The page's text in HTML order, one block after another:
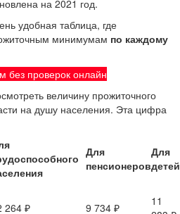
на 2021 год.
удобная таблица, где
минимумам по каждому
без проверок онлайн
величину прожиточного
на душу населения. Эта цифра
Для
пенсионеров
Для
детей
264 ₽ 9 734 ₽
11